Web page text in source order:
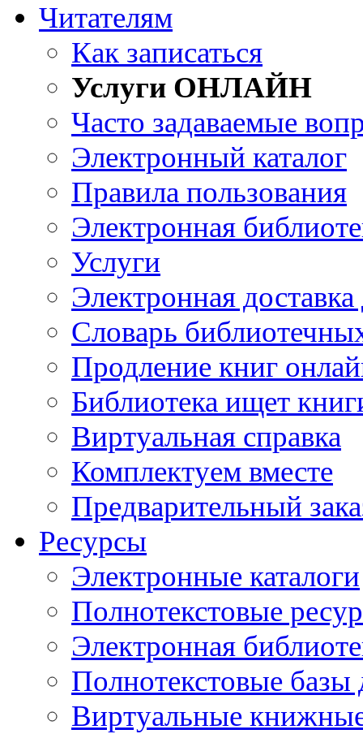
Читателям
Как записаться
Услуги ОНЛАЙН
Часто задаваемые
Электронный каталог
Правила пользования
Электронная
Услуги
Электронная
Словарь
Продление книг
Библиотека ищет
Виртуальная справка
Комплектуем вместе
Предварительный
Ресурсы
Электронные каталоги
Полнотекстовые
Электронная
Полнотекстовые
Виртуальные